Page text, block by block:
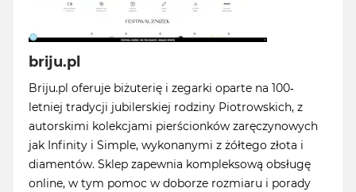
briju.pl
Briju.pl oferuje biżuterię i zegarki oparte na 100-
letniej tradycji jubilerskiej rodziny Piotrowskich, z
autorskimi kolekcjami pierścionków zaręczynowych
jak Infinity i Simple, wykonanymi z żółtego złota i
diamentów. Sklep zapewnia kompleksową obsługę
online, w tym pomoc w doborze rozmiaru i porady